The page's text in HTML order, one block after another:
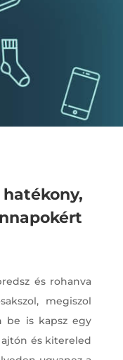
és rohanva
megiszol
be is kapsz egy
és kitereled